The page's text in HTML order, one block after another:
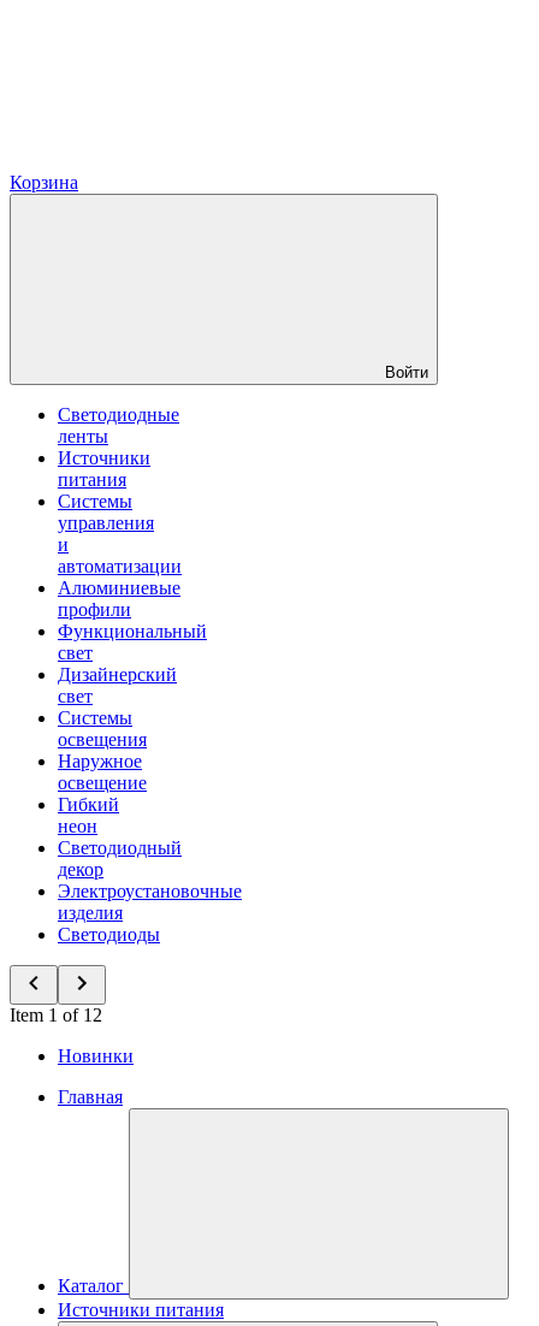
Корзина
Войти
Светодиодные
ленты
Источники
питания
Системы
управления
и
автоматизации
Алюминиевые
профили
Функциональный
свет
Дизайнерский
свет
Системы
освещения
Наружное
освещение
Гибкий
неон
Светодиодный
декор
Электроустановочные
изделия
Светодиоды
Item 1 of 12
Новинки
Главная
Каталог
Источники питания